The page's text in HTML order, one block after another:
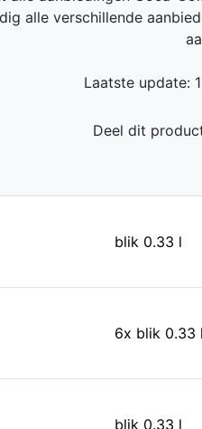
alle verschillende
Laatste update:
Deel dit
blik 0.33 l
6x blik 0.33 l
blik 0.33 l